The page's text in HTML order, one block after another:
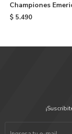
Championes
Omen HI X OJ -
$ 5.490